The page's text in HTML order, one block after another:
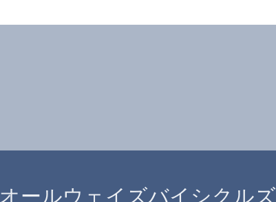
オールウェイズバイシクルズ